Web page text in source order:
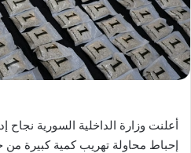
أعلنت وزارة الداخلية السورية
إحباط محاولة تهريب كمية كبيرة من